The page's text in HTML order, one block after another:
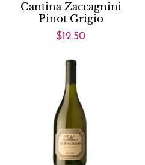
Cantina Zaccagnini
Pinot Grigio
$12.50